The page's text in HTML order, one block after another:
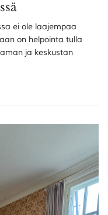
ei ole laajempaa
on helpointa tulla
ja keskustan